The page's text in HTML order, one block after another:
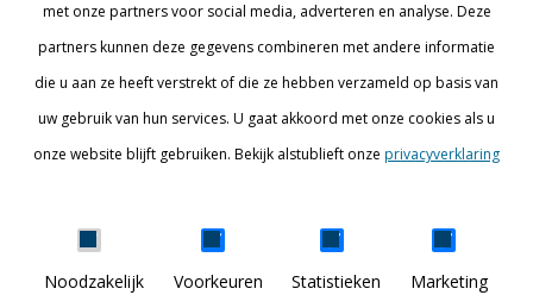
DISCOVER YOUR WORLD
met onze partners voor social media, adverteren en analyse. Deze
partners kunnen deze gegevens combineren met andere informatie
die u aan ze heeft verstrekt of die ze hebben verzameld op basis van
uw gebruik van hun services. U gaat akkoord met onze cookies als u
onze website blijft gebruiken. Bekijk alstublieft onze privacyverklaring
Noodzakelijk Voorkeuren Statistieken Marketing